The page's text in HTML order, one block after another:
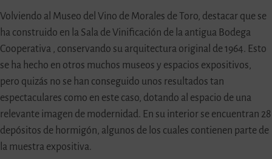
Volviendo al Museo del Vino de Morales de Toro, destacar que se
ha construido en la Sala de Vinificación de la antigua Bodega
Cooperativa , conservando su arquitectura original de 1964. Esto
se ha hecho en otros muchos museos y espacios expositivos,
pero quizás no se han conseguido unos resultados tan
espectaculares como en este caso, dotando al espacio de una
relevante imagen de modernidad. En su interior se encuentran 28
depósitos de hormigón, algunos de los cuales contienen parte de
la muestra expositiva.